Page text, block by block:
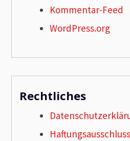
Kommentar-Feed
WordPress.org
Rechtliches